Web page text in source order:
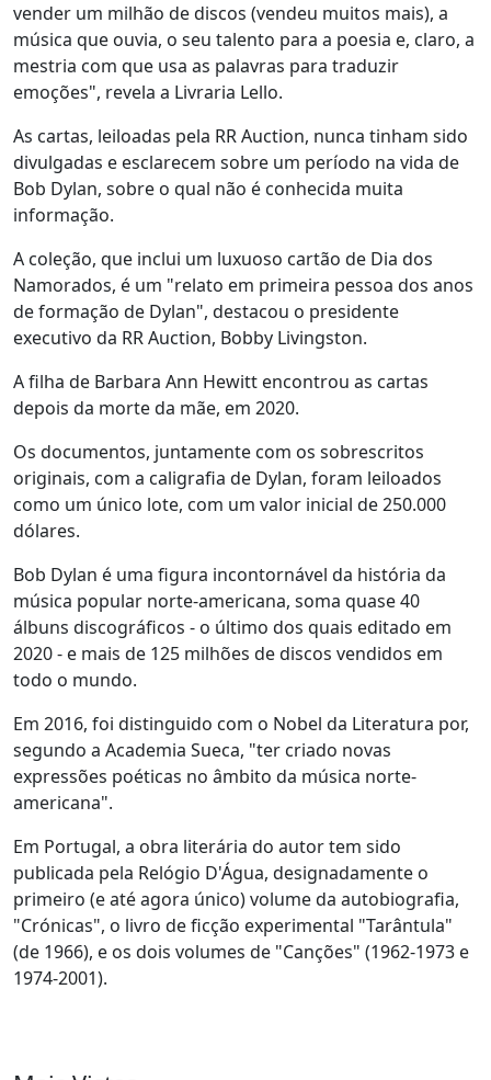
vender um milhão de discos (vendeu muitos mais), a
música que ouvia, o seu talento para a poesia e, claro, a
mestria com que usa as palavras para traduzir
emoções", revela a Livraria Lello.
As cartas, leiloadas pela RR Auction, nunca tinham sido
divulgadas e esclarecem sobre um período na vida de
Bob Dylan, sobre o qual não é conhecida muita
informação.
A coleção, que inclui um luxuoso cartão de Dia dos
Namorados, é um "relato em primeira pessoa dos anos
de formação de Dylan", destacou o presidente
executivo da RR Auction, Bobby Livingston.
A filha de Barbara Ann Hewitt encontrou as cartas
depois da morte da mãe, em 2020.
Os documentos, juntamente com os sobrescritos
originais, com a caligrafia de Dylan, foram leiloados
como um único lote, com um valor inicial de 250.000
dólares.
Bob Dylan é uma figura incontornável da história da
música popular norte-americana, soma quase 40
álbuns discográficos - o último dos quais editado em
2020 - e mais de 125 milhões de discos vendidos em
todo o mundo.
Em 2016, foi distinguido com o Nobel da Literatura por,
segundo a Academia Sueca, "ter criado novas
expressões poéticas no âmbito da música norte-
americana".
Em Portugal, a obra literária do autor tem sido
publicada pela Relógio D'Água, designadamente o
primeiro (e até agora único) volume da autobiografia,
"Crónicas", o livro de ficção experimental "Tarântula"
(de 1966), e os dois volumes de "Canções" (1962-1973 e
1974-2001).